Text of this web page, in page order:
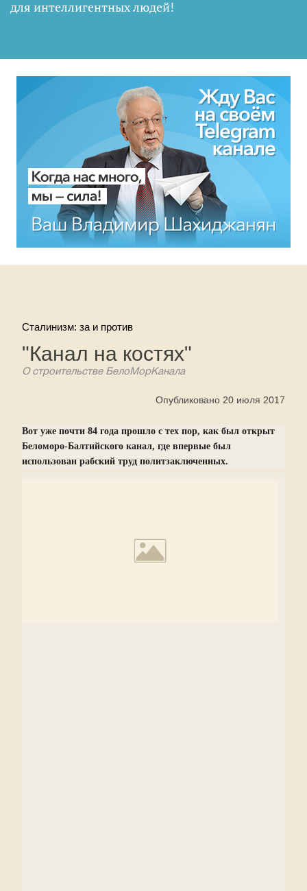
для интеллигентных людей!
Сталинизм: за и против
"Канал на костях"
О строительстве БелоМорКанала
Опубликовано 20 июля 2017
Вот уже почти 84 года прошло с тех пор, как был открыт
Беломоро-Балтийского канал, где впервые был
использован рабский труд политзаключенных.